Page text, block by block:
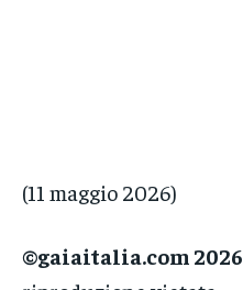
(11 maggio 2026)
©gaiaitalia.com 2026